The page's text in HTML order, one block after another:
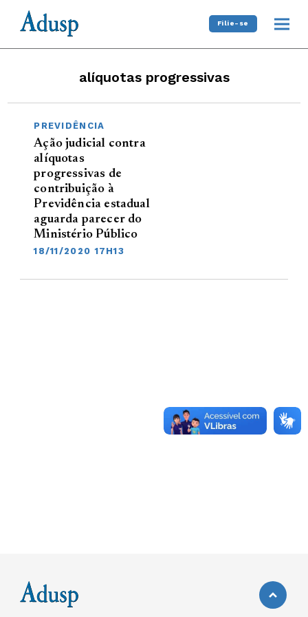
Filie-se
alíquotas progressivas
PREVIDÊNCIA
Ação judicial contra
alíquotas
progressivas de
contribuição à
Previdência estadual
aguarda parecer do
Ministério Público
18/11/2020 17H13